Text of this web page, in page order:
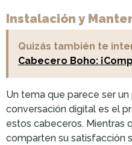
Instalación y
Quizás también te
Cabecero Boho:
Un tema que parece ser
conversación digital es el
estos cabeceros. Mientras
comparten su satisfacción